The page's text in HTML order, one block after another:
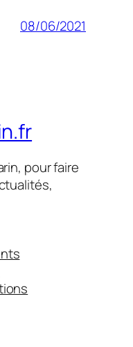
08/06/2021
pour faire